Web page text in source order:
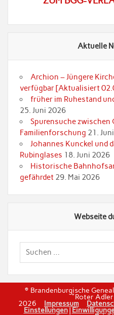
Aktuelle
Archion – Jüngere
verfügbar [Aktualisiert
früher im Ruhestand
25. Juni 2026
Spurensuche zwischen
Familienforschung 21.
Johannes Kunckel und
Rubinglases 18. Juni 2026
Historische
gefährdet 29. Mai 2026
Webseite
© Brandenburgische
"Roter
2026 Impressum
Einstellungen|